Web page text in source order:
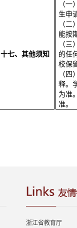
十七、其他须知
（一
生申
（
能按
（
的任
校保
（
释。
为准
准。
浙江省教育厅